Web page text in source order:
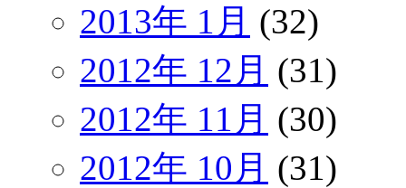
2013年 1月 (32)
2012年 12月 (31)
2012年 11月 (30)
2012年 10月 (31)